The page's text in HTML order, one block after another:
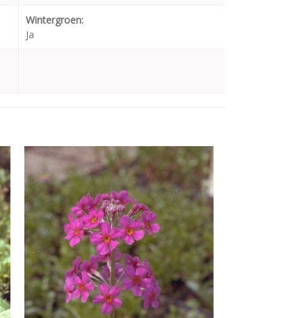
Wintergroen:
Ja